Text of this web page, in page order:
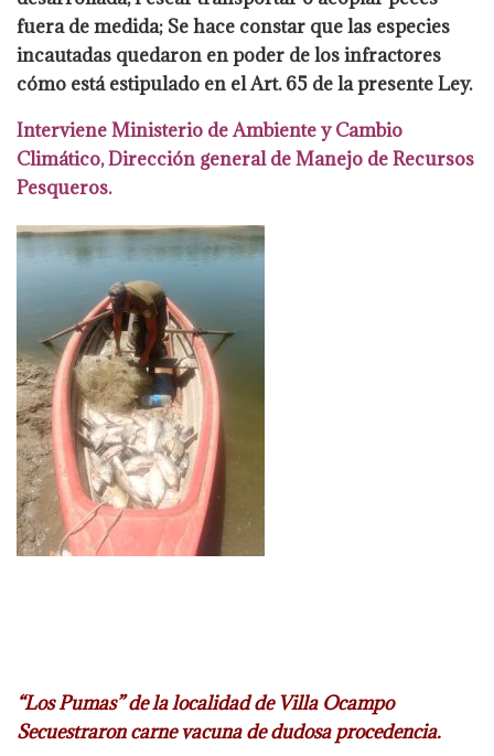
fuera de medida; Se hace constar que las especies
incautadas quedaron en poder de los infractores
cómo está estipulado en el Art.65 de la presente Ley.
Interviene Ministerio de Ambiente y Cambio
Climático, Dirección general de Manejo de Recursos
Pesqueros.
“Los Pumas” de la localidad de Villa Ocampo
Secuestraron carne vacuna de dudosaprocedencia.